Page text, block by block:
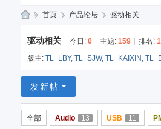
论
坛
» 首页 › 产品论坛 › 驱动相关
驱动相关 今日: 0 主题: 159 排名: 1
版主: TL_LBY, TL_SJW, TL_KAIXIN ,
发新帖
全部 Audio 13 USB 11